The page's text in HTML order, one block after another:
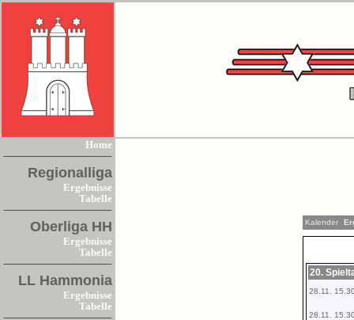
Home
Regionalliga
Ergebnisse
Tabelle
Oberliga HH
Ergebnisse
Tabelle
LL Hammonia
Ergebnisse
Tabelle
Kalender
20.
28.11.
28.11.